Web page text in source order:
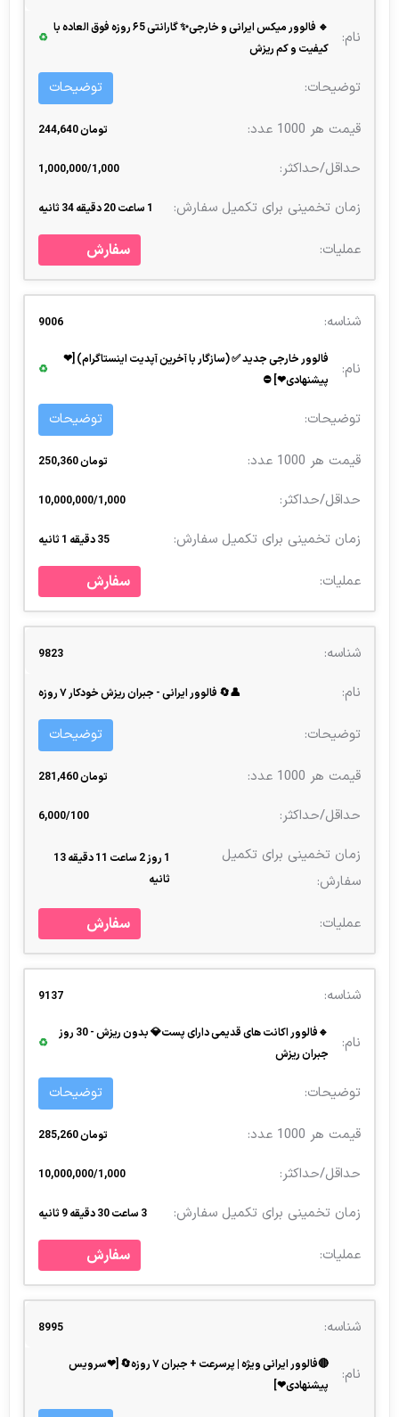
🔹 فالوور میکس ایرانی و خارجی✨ گارانتی ۶5 روزه فوق العاده با
کیفیت و کم ریزش
♻
توضیحات
تومان 244,640
1,000,000/1,000
1 ساعت 20 دقیقه 34 ثانیه
سفارش
9006
فالوور خارجی جدید ✅ (سازگار با آخرین آپدیت اینستاگرام) [❤
پیشنهادی❤] ⛔
♻
توضیحات
تومان 250,360
10,000,000/1,000
35 دقیقه 1 ثانیه
سفارش
9823
👤🔄 فالوور ایرانی - جبران ریزش خودکار ۷ روزه
توضیحات
تومان 281,460
6,000/100
1 روز 2 ساعت 11 دقیقه 13
ثانیه
سفارش
9137
🔹فالوور اکانت‌ های قدیمی دارای پست💎 بدون ریزش - 30 روز
جبران ریزش
♻
توضیحات
تومان 285,260
10,000,000/1,000
3 ساعت 30 دقیقه 9 ثانیه
سفارش
8995
🔴فالوور ایرانی ویژه | پرسرعت + جبران ۷ روزه🔄 [❤سرویس
پیشنهادی❤]